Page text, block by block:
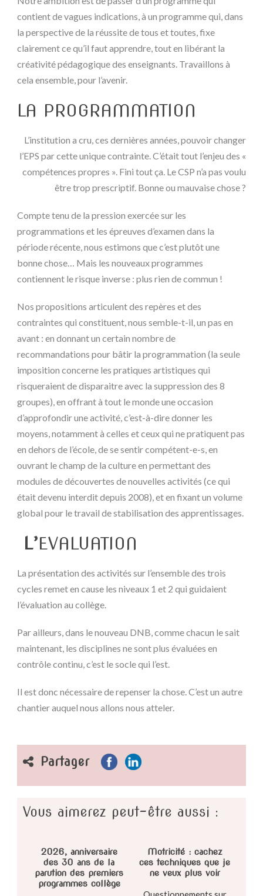
contient de vagues indications, à un programme qui, dans
la perspective de la réussite de tous et toutes, fixe
clairement ce qu’il faut apprendre, tout en libérant la
créativité pédagogique des enseignants. Travaillons à
cela ensemble, pour l’avenir.
LA PROGRAMMATION
L’institution a cru, ces dernières années, pouvoir changer
l’EPS par cette unique contrainte. C’était tout l’enjeu des «
compétences propres ». Fini tout ça. Le CSP n’a pas voulu
être trop prescriptif. Bonne ou mauvaise chose ?
Compte tenu de la pression exercée sur les
programmations et les épreuves d’examen dans la
période récente, nous estimons que c’est plutôt une
bonne chose… Mais les nouveaux programmes
contiennent le risque inverse : plus rien de commun !
Nos propositions articulent des repères et des
contraintes qui constituent, nous semble-t-il, un pas en
avant : en donnant un certain nombre de
recommandations pour bâtir la programmation (la seule
imposition concerne les pratiques artistiques qui
risqueraient de disparaitre avec la suppression des 8
groupes), en offrant à tout le monde une occasion
d’approfondir une activité, c’est-à-dire donner les
moyens, notamment à celles et ceux qui ne pratiquent pas
en dehors de l’école, de se sentir compétent-e-s, en
ouvrant le champ de la culture en permettant des
modules de découvertes de nouvelles activités (ce qui
était devenu interdit depuis 2008), et en fixant un volume
global pour le travail de stabilisation des apprentissages.
L’EVALUATION
La présentation des activités sur l’ensemble des trois
cycles remet en cause les niveaux 1 et 2 qui guidaient
l’évaluation au collège.
Par ailleurs, dans le nouveau DNB, comme chacun le sait
maintenant, les disciplines ne sont plus évaluées en
contrôle continu, c’est le socle qui l’est.
Il est donc nécessaire de repenser la chose. C’est un autre
chantier auquel nous allons nous atteler.
Partager
Vous aimerez peut-être aussi :
2026, anniversaire
des 30 ans de la
parution des premiers
programmes collège
Motricité : cachez
ces techniques que je
ne veux plus voir